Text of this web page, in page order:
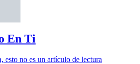
En Ti
esto no es un artículo de lectura